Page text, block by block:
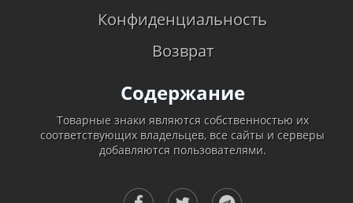
Конфиденциальность
Возврат
Содержание
Товарные знаки являются собственностью их
соответствующих владельцев, все сайты и серверы
добавляются пользователями.